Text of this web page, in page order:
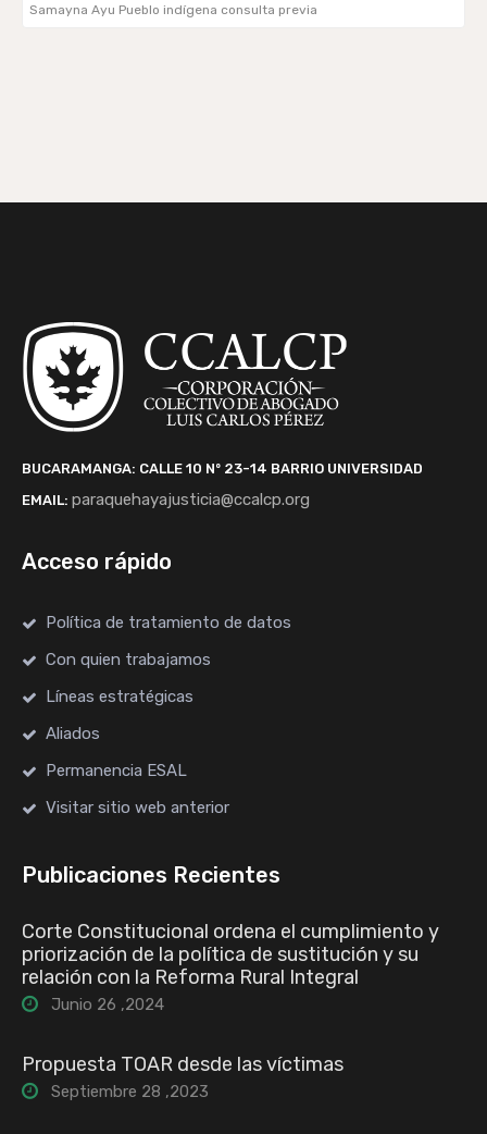
Samayna Ayu Pueblo indígena consulta previa
BUCARAMANGA: CALLE 10 Nº 23-14 BARRIO UNIVERSIDAD
EMAIL: paraquehayajusticia@ccalcp.org
Acceso rápido
Política de tratamiento de datos
Con quien trabajamos
Líneas estratégicas
Aliados
Permanencia ESAL
Visitar sitio web anterior
Publicaciones Recientes
Corte Constitucional ordena el cumplimiento y
priorización de la política de sustitución y su
relación con la Reforma Rural Integral
Junio 26 ,2024
Propuesta TOAR desde las víctimas
Septiembre 28 ,2023